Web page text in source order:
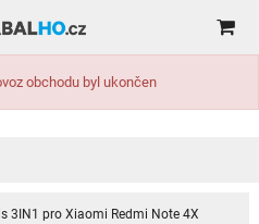
obchodu byl ukončen
3IN1 pro Xiaomi Redmi Note 4X